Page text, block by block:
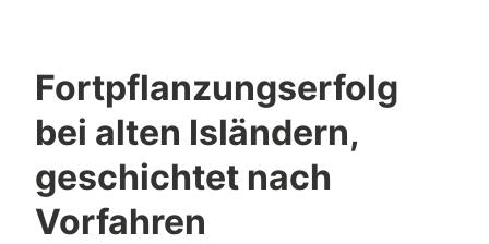
Fortpflanzungserfolg
bei alten Isländern,
geschichtet nach
Vorfahren